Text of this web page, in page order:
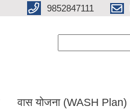
9852847111
वास योजना (WASH Plan)